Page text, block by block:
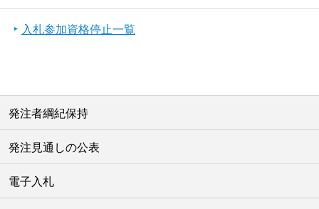
入札参加資格停止一覧
発注者綱紀保持
発注見通しの公表
電子入札